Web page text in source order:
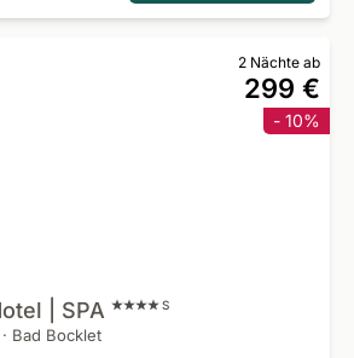
2 Nächte ab
299 €
- 10%
| SPA S
· Bad Bocklet